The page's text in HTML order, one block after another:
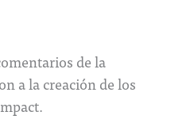
de la
a la creación de los